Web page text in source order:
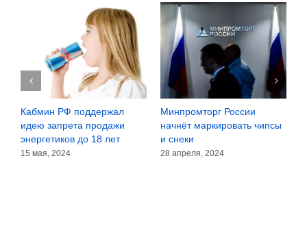
Кабмин РФ поддержал
идею запрета продажи
энергетиков до 18 лет
15 мая, 2024
Минпромторг России
начнёт маркировать чипсы
и снеки
28 апреля, 2024